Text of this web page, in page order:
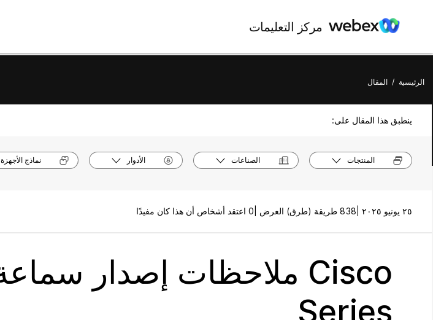
مركز التعليمات
الرئيسية / المقال
ينطبق هذا المقال على:
المنتجات الصناعات الأدوار نماذج الأجهزة
٢٥ يونيو ٢٠٢٥ | 838 طريقة (طرق) العرض | 0 اعتقد أشخاص أن هذا كان مفيدًا
Series